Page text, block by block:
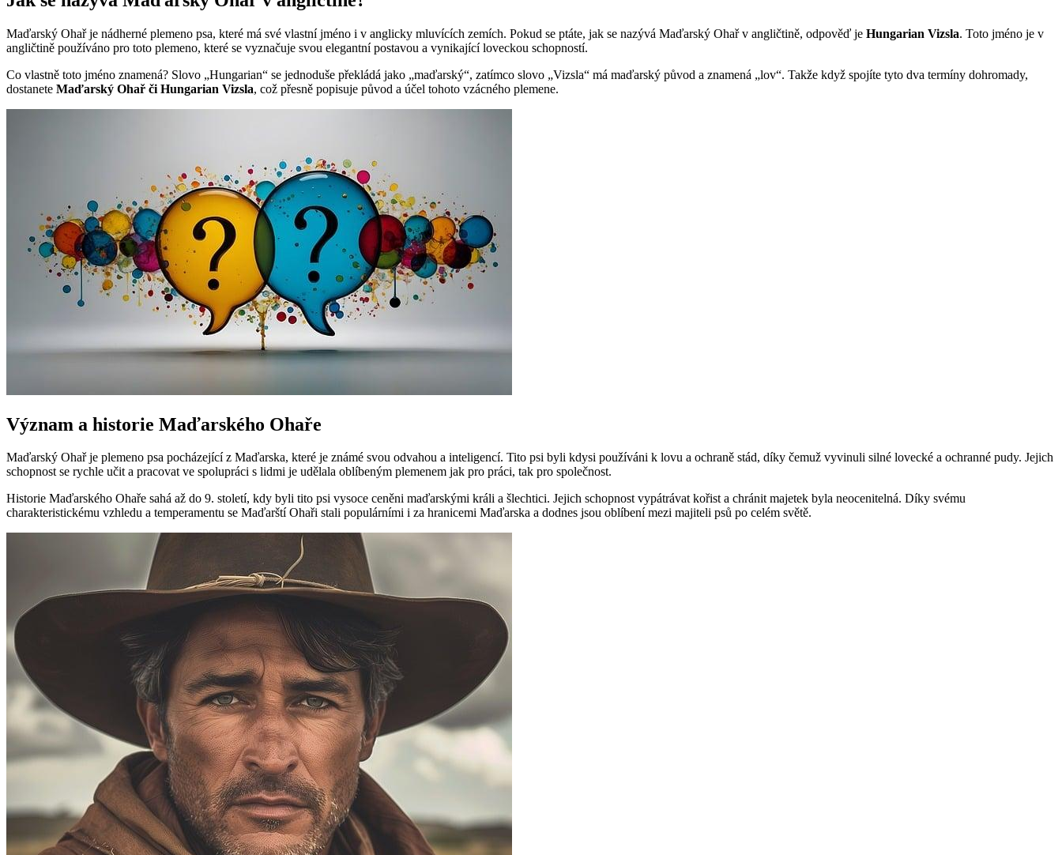
Maďarský Ohař je nádherné plemeno psa, které má své vlastní jméno i v anglicky mluvících zemích. Pokud se ptáte, jak se nazývá Maďarský Ohař v angličtině, odpověď je Hungarian Vizsla. Toto jméno je v
angličtině používáno pro toto plemeno, které se vyznačuje svou elegantní postavou a vynikající loveckou schopností.
Co vlastně toto jméno znamená? Slovo „Hungarian“ se jednoduše překládá jako „maďarský“, zatímco slovo „Vizsla“ má maďarský původ a znamená „lov“. Takže když spojíte tyto dva termíny dohromady,
dostanete Maďarský Ohař či Hungarian Vizsla, což přesně popisuje původ a účel tohoto vzácného plemene.
Význam a historie Maďarského Ohaře
Maďarský Ohař je plemeno psa pocházející z Maďarska, které je známé svou odvahou a inteligencí. Tito psi byli kdysi používáni k lovu a ochraně stád, díky čemuž vyvinuli silné lovecké a ochranné pudy. Jejich
schopnost se rychle učit a pracovat ve spolupráci s lidmi je udělala oblíbeným plemenem jak pro práci, tak pro společnost.
Historie Maďarského Ohaře sahá až do 9. století, kdy byli tito psi vysoce ceněni maďarskými králi a šlechtici. Jejich schopnost vypátrávat kořist a chránit majetek byla neocenitelná. Díky svému
charakteristickému vzhledu a temperamentu se Maďarští Ohaři stali populárními i za hranicemi Maďarska a dodnes jsou oblíbení mezi majiteli psů po celém světě.